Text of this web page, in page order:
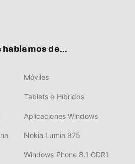
hablamos de...
Móviles
Tablets e Híbridos
Aplicaciones Windows
Nokia Lumia 925
Windows Phone 8.1 GDR1